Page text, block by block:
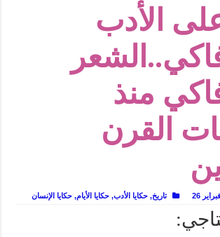
إلى نسيج الحكاية.. رحلة بسمة ناجي مع الكتابة والترجمة
«ساحر أوز».. رحلة بسمة ناجي مع الترجمة (الجزء الأول)
كيف طهت المدن قديماً طعامها؟
أوروبا”.. قراءة جديدة لبدايات “الاستغراب”
حين يصبح الزمن بطل الرواية
تاريخ يُقرأ بالنكهات
على المسرح وسرحت!
الأدب
منذ
القرن
تاريخ,حكايا الأدب,حكايا الأيام,حكايا الإنسان